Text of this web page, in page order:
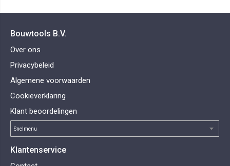
Bouwtools B.V.
Over ons
Privacybeleid
Algemene voorwaarden
Cookieverklaring
Klant beoordelingen
Klantenservice